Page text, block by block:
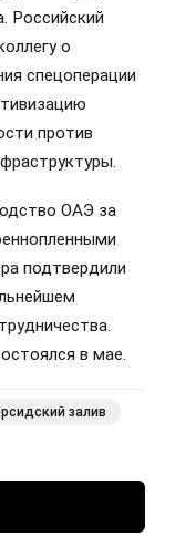
Российский
о
спецоперации
против
ОАЭ за
подтвердили
в мае.
залив